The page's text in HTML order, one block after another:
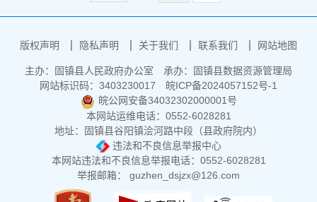
版权声明 隐私声明 关于我们 联系我们 网站地图
主办：固镇县人民政府办公室
承办：固镇县数据资源管理局
网站标识码：3403230017
皖ICP备2024057152号-1
皖公网安备34032302000001号
本网站运维电话：0552-6028281
地址：固镇县谷阳镇浍河路中段（县政府院内）
违法和不良信息举报中心
本网站违法和不良信息举报电话：0552-6028281
举报邮箱： guzhen_dsjzx@126.com